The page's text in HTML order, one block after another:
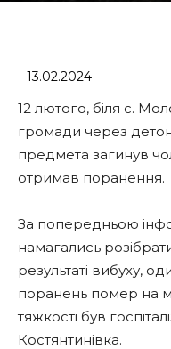
13.02.2024
12 лютого, біля с.
громади через
предмета загинув
отримав поранення.
За попередньою
намагались
результаті вибуху,
поранень помер на
тяжкості був
Костянтинівка.